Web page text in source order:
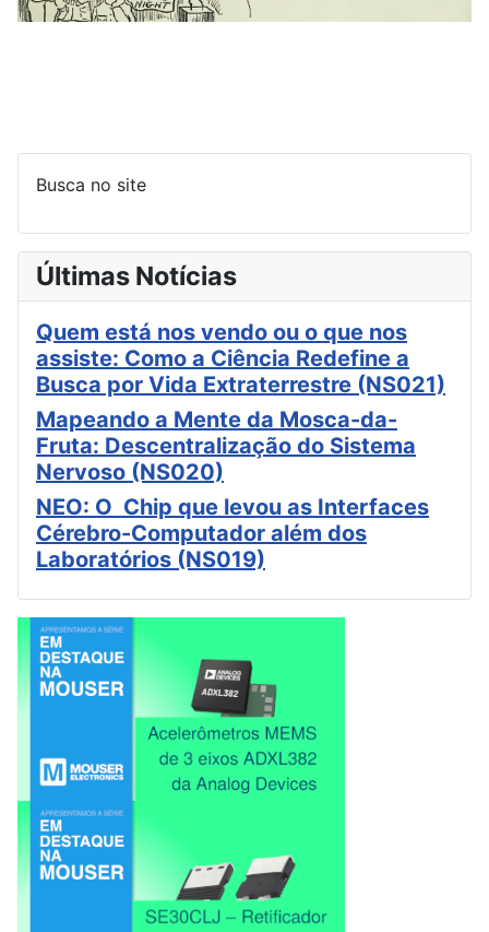
Busca no site
Últimas Notícias
Quem está nos vendo ou o que nos
assiste: Como a Ciência Redefine a
Busca por Vida Extraterrestre (NS021)
Mapeando a Mente da Mosca-da-
Fruta: Descentralização do Sistema
Nervoso (NS020)
NEO: O Chip que levou as Interfaces
Cérebro-Computador além dos
Laboratórios (NS019)